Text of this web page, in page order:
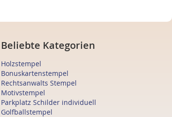
Beliebte Kategorien
Holzstempel
Bonuskartenstempel
Rechtsanwalts Stempel
Motivstempel
Parkplatz Schilder individuell
Golfballstempel